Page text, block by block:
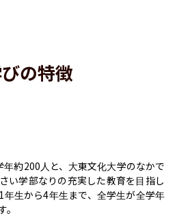
の特徴
約200人と、大東文化大学のなかで
い学部なりの充実した教育を目指し
年生から4年生まで、全学生が全学年